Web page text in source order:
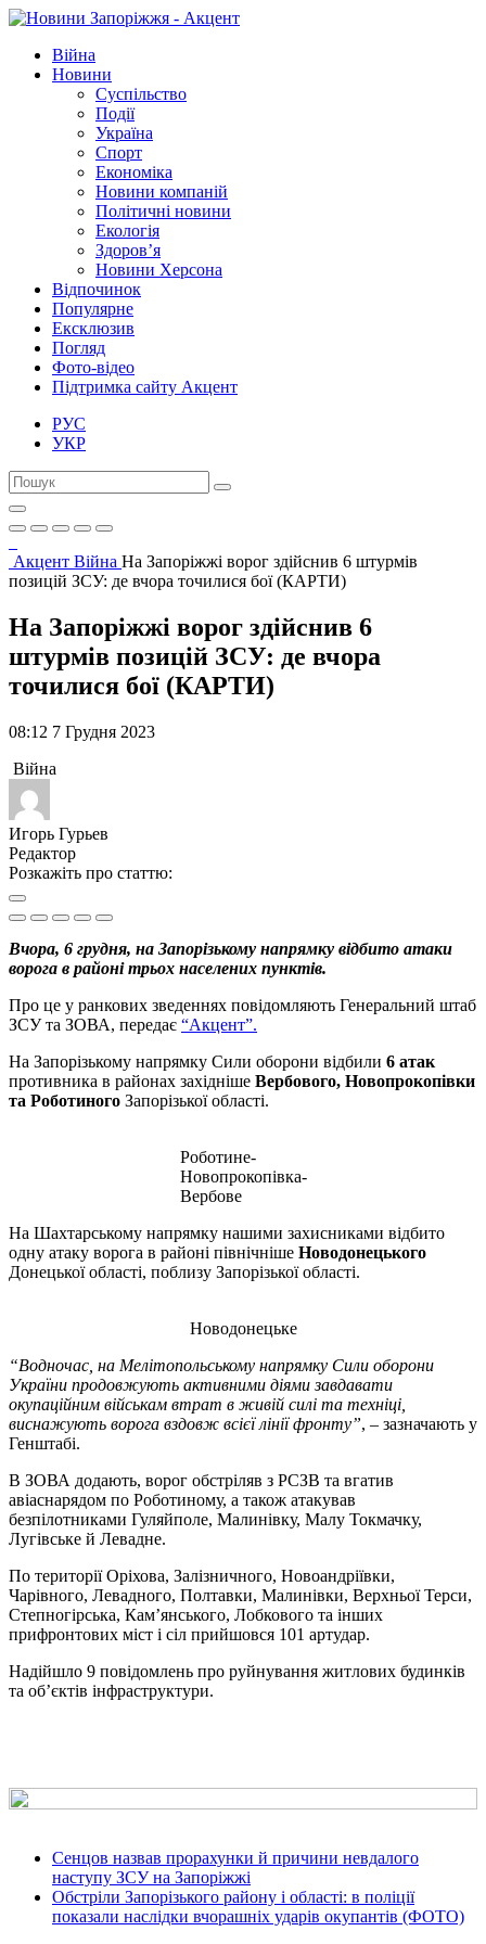
Війна
Новини
Суспільство
Події
Україна
Спорт
Економіка
Новини компаній
Політичні новини
Екологія
Здоров’я
Новини Херсона
Відпочинок
Популярне
Ексклюзив
Погляд
Фото-відео
Підтримка сайту Акцент
РУС
УКР
Акцент Війна На Запоріжжі ворог здійснив 6 штурмів
позицій ЗСУ: де вчора точилися бої (КАРТИ)
На Запоріжжі ворог здійснив 6
штурмів позицій ЗСУ: де вчора
точилися бої (КАРТИ)
08:12 7 Грудня 2023
Війна
Игорь Гурьев
Редактор
Розкажіть про статтю:
Вчора, 6 грудня, на Запорізькому напрямку відбито атаки
ворога в районі трьох населених пунктів.
Про це у ранкових зведеннях повідомляють Генеральний штаб
ЗСУ та ЗОВА, передає “Акцент”.
На Запорізькому напрямку Сили оборони відбили 6 атак
противника в районах західніше Вербового, Новопрокопівки
та Роботиного Запорізької області.
Роботине-
Новопрокопівка-
Вербове
На Шахтарському напрямку нашими захисниками відбито
одну атаку ворога в районі північніше Новодонецького
Донецької області, поблизу Запорізької області.
Новодонецьке
“Водночас, на Мелітопольському напрямку Сили оборони
України продовжують активними діями завдавати
окупаційним військам втрат в живій силі та техніці,
виснажують ворога вздовж всієї лінії фронту”, – зазначають у
Генштабі.
В ЗОВА додають, ворог обстріляв з РСЗВ та вгатив
авіаснарядом по Роботиному, а також атакував
безпілотниками Гуляйполе, Малинівку, Малу Токмачку,
Лугівське й Левадне.
По території Оріхова, Залізничного, Новоандріївки,
Чарівного, Левадного, Полтавки, Малинівки, Верхньої Терси,
Степногірська, Кам’янського, Лобкового та інших
прифронтових міст і сіл прийшовся 101 артудар.
Надійшло 9 повідомлень про руйнування житлових будинків
та об’єктів інфраструктури.
Сенцов назвав прорахунки й причини невдалого
наступу ЗСУ на Запоріжжі
Обстріли Запорізького району і області: в поліції
показали наслідки вчорашніх ударів окупантів (ФОТО)